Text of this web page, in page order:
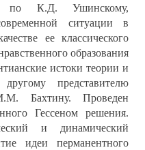
по К.Д. Ушинскому,
ситуации в
ее классического
образования
истоки теории и
представителю
Бахтину. Проведен
Гессеном решения.
и динамический
идеи перманентного